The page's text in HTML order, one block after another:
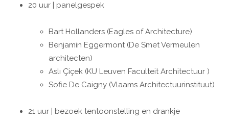
20 uur | panelgespek
Bart Hollanders (Eagles of Architecture)
Benjamin Eggermont (De Smet Vermeulen
architecten)
Aslı Çiçek (KU Leuven Faculteit Architectuur )
Sofie De Caigny (Vlaams Architectuurinstituut)
21 uur | bezoek tentoonstelling en drankje